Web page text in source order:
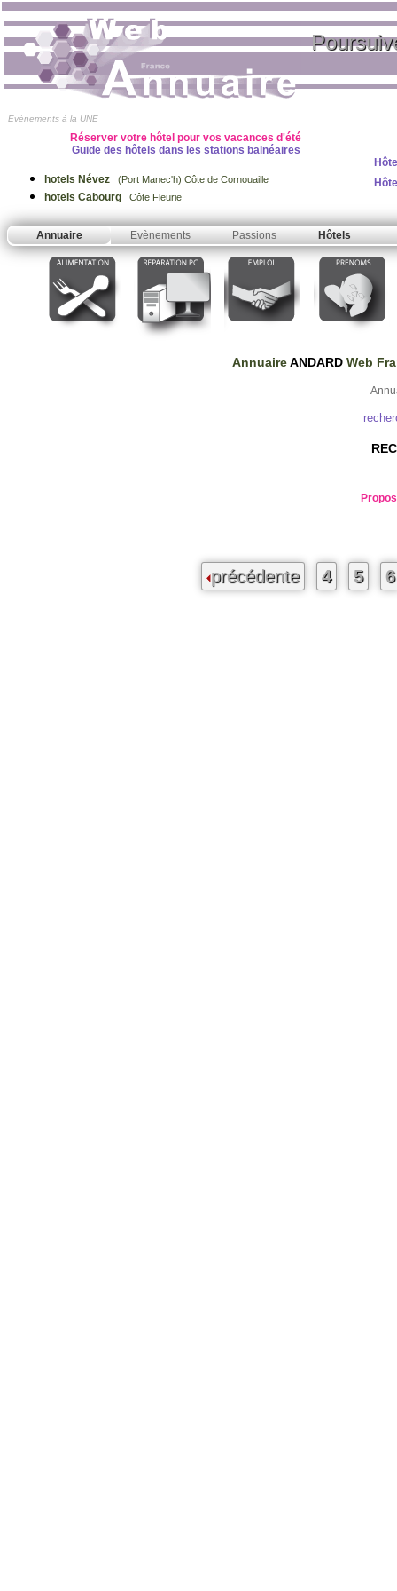
Evènements à la UNE
Réserver votre hôtel pour vos vacances d'été
Guide des hôtels dans les stations balnéaires
hotels Névez (Port Manec'h) Côte de Cornouaille
hotels Cabourg Côte Fleurie
Annuaire Evènements Passions Hôtels
AnnuaireANDARD Web
précédente 4 5 6